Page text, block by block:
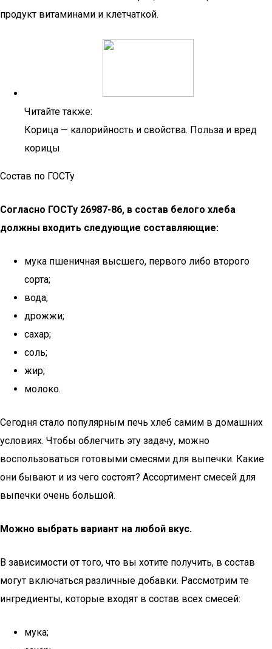
продукт витаминами и клетчаткой.
Читайте также:
Корица — калорийность и свойства. Польза и вред
корицы
Состав по ГОСТу
Согласно ГОСТу 26987-86, в состав белого хлеба
должны входить следующие составляющие:
мука пшеничная высшего, первого либо второго
сорта;
вода;
дрожжи;
сахар;
соль;
жир;
молоко.
Сегодня стало популярным печь хлеб самим в домашних
условиях. Чтобы облегчить эту задачу, можно
воспользоваться готовыми смесями для выпечки. Какие
они бывают и из чего состоят? Ассортимент смесей для
выпечки очень большой.
Можно выбрать вариант на любой вкус.
В зависимости от того, что вы хотите получить, в состав
могут включаться различные добавки. Рассмотрим те
ингредиенты, которые входят в состав всех смесей:
мука;